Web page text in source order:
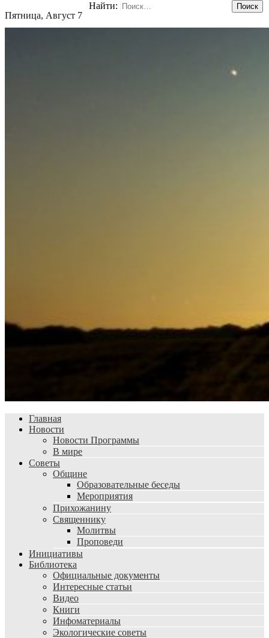
Пятница, Август 7
Найти:
Главная
Новости
Новости Программы
В мире
Советы
Общине
Образовательные беседы
Мероприятия
Прихожанину
Священнику
Молитвы
Проповеди
Инициативы
Библиотека
Официальные документы
Интересные статьи
Видео
Книги
Инфоматериалы
Экологические советы